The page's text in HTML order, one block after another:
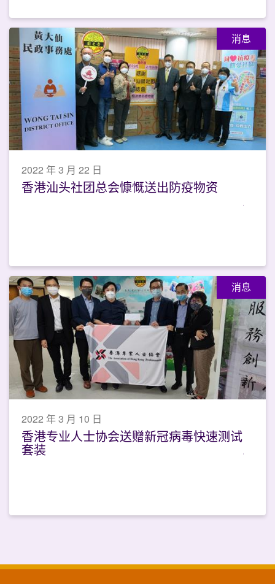
消息
2022 年 3 月 22 日
香港汕头社团总会慷慨送出防疫物资
消息
2022 年 3 月 10 日
香港专业人士协会送赠新冠病毒快速测试
套装